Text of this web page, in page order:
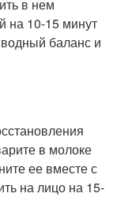
в нем
на 10-15 минут
баланс и
в молоке
ее вместе с
на лицо на 15-